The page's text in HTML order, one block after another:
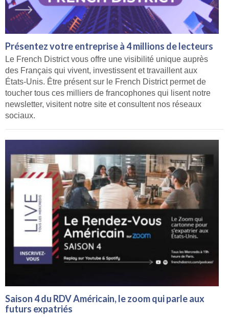
Présentez votre entreprise à 4 millions de lecteurs
Le French District vous offre une visibilité unique auprès
des Français qui vivent, investissent et travaillent aux
États-Unis. Être présent sur le French District permet de
toucher tous ces milliers de francophones qui lisent notre
newsletter, visitent notre site et consultent nos réseaux
sociaux.
Saison 4 du RDV Américain, le zoom qui parle aux
futurs expatriés